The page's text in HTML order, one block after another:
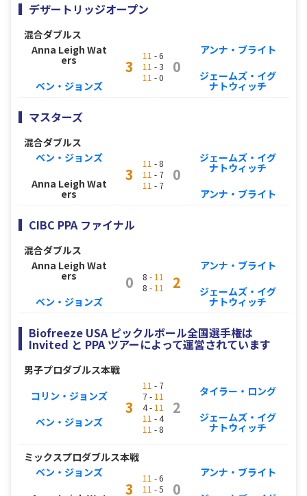
デザートリッジオープン
混合ダブルス
Anna Leigh Wat
ers
ベン・ジョンズ
3
11 - 6
11 - 3
11 - 0
0
アンナ・ブライト
ジェームズ・イグ
ナトウィッチ
マスターズ
混合ダブルス
ベン・ジョンズ
Anna Leigh Wat
ers
3
11 - 8
11 - 7
11 - 7
0
ジェームズ・イグ
ナトウィッチ
アンナ・ブライト
CIBC PPA ファイナル
混合ダブルス
Anna Leigh Wat
ers
ベン・ジョンズ
0 8 - 11
8 - 11 2
アンナ・ブライト
ジェームズ・イグ
ナトウィッチ
Biofreeze USA ピックルボール全国選手権は
Invited と PPA ツアーによって運営されています
男子プロダブルス本戦
コリン・ジョンズ
ベン・ジョンズ
3
11 - 7
7 - 11
4 - 11
11 - 4
11 - 8
2
タイラー・ロング
ジェームズ・イグ
ナトウィッチ
ミックスプロダブルス本戦
ベン・ジョンズ
3
11 - 6
11 - 5
0
アンナ・ブライト